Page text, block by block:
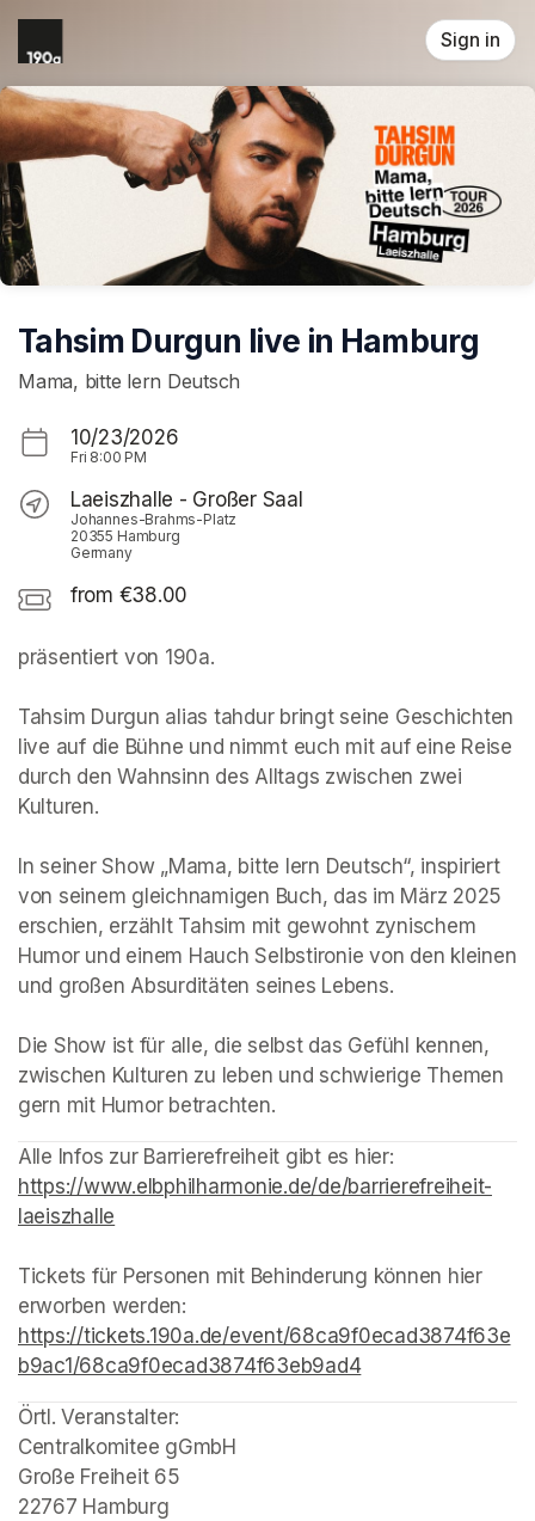
Skip header
Sign in
Tahsim Durgun live in Hamburg
Mama, bitte lern Deutsch
10/23/2026
Fri 8:00 PM
Laeiszhalle - Großer Saal
Johannes-Brahms-Platz
20355 Hamburg
Germany
from €38.00
präsentiert von 190a.
Tahsim Durgun alias tahdur bringt seine Geschichten
live auf die Bühne und nimmt euch mit auf eine Reise
durch den Wahnsinn des Alltags zwischen zwei
Kulturen.
In seiner Show „Mama, bitte lern Deutsch“, inspiriert
von seinem gleichnamigen Buch, das im März 2025
erschien, erzählt Tahsim mit gewohnt zynischem
Humor und einem Hauch Selbstironie von den kleinen
und großen Absurditäten seines Lebens.
Die Show ist für alle, die selbst das Gefühl kennen,
zwischen Kulturen zu leben und schwierige Themen
gern mit Humor betrachten.
(opens in a new tab)
(opens in a new tab)
(opens in a new tab)
(opens in a new tab)
https://www.elbphilharmonie.de/de/barrierefreiheit-
laeiszhalle
Tickets für Personen mit Behinderung können hier
https://tickets.190a.de/event/68ca9f0ecad3874f63e
b9ac1/68ca9f0ecad3874f63eb9ad4(opens in a new
Örtl. Veranstalter:
Centralkomitee gGmbH
Große Freiheit 65
22767 Hamburg